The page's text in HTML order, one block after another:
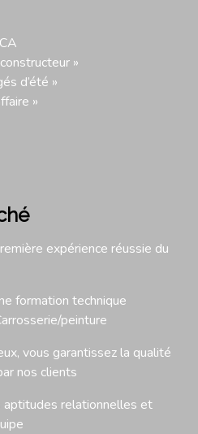
»
d’été »
»
expérience réussie du
formation technique
peinture
vous garantissez la qualité
nos clients
aptitudes relationnelles et